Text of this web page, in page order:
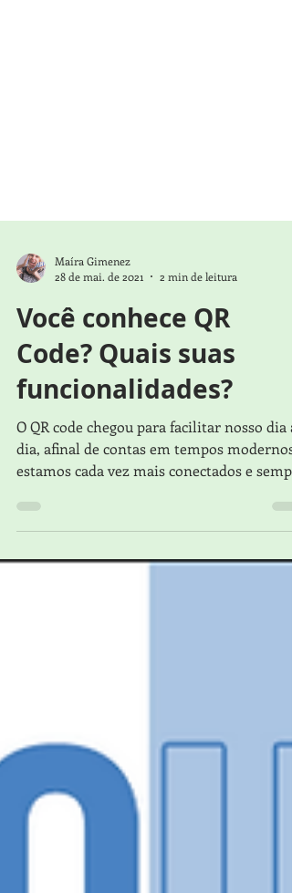
28 de mai. de 2021
2 min de leitura
Você conhece QR
Code? Quais suas
funcionalidades?
O QR code chegou para facilitar nosso dia a
dia, afinal de contas em tempos modernos
estamos cada vez mais conectados e